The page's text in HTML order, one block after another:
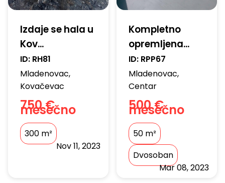
Izdaje se hala u
Kov...
ID: RH81
Mladenovac,
Kovačevac
750 €
mesečno
300 m²
Nov 11, 2023
Kompletno
opremljena...
ID: RPP67
Mladenovac,
Centar
500 €
mesečno
50 m²
Dvosoban
Mar 08, 2023